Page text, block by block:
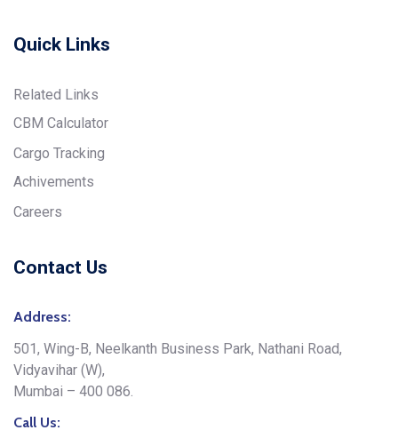
Quick Links
Related Links
CBM Calculator
Cargo Tracking
Achivements
Careers
Contact Us
Address:
501, Wing-B, Neelkanth Business Park, Nathani Road,
Vidyavihar (W),
Mumbai – 400 086.
Call Us: